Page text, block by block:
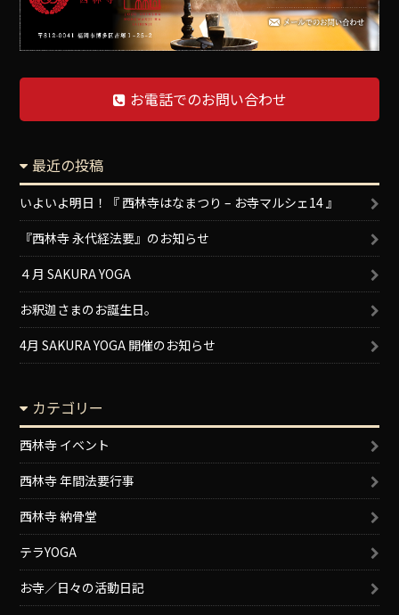
お電話でのお問い合わせ
最近の投稿
いよいよ明日！『 西林寺はなまつり – お寺マルシェ14 』
『西林寺 永代経法要』のお知らせ
４月 SAKURA YOGA
お釈迦さまのお誕生日。
4月 SAKURA YOGA 開催のお知らせ
カテゴリー
西林寺 イベント
西林寺 年間法要行事
西林寺 納骨堂
テラYOGA
お寺／日々の活動日記